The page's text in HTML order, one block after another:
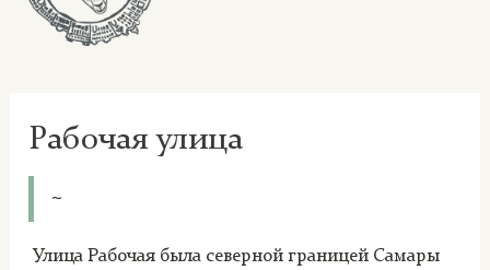
Рабочая улица
~
Улица Рабочая была северной границей Самары